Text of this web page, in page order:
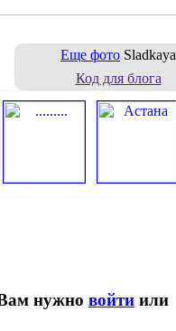
Еще фото Sladkaya
Код для блога
нужно войти или